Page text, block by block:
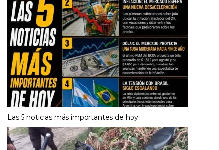
Las 5 noticias más importantes de hoy